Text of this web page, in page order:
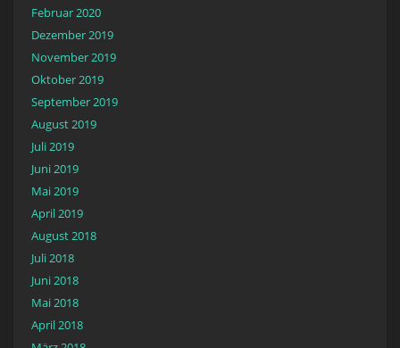
Februar 2020
Dezember 2019
November 2019
Oktober 2019
September 2019
August 2019
Juli 2019
Juni 2019
Mai 2019
April 2019
August 2018
Juli 2018
Juni 2018
Mai 2018
April 2018